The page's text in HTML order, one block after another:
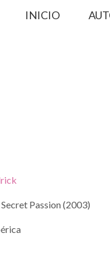
INICIO
Passion (2003)